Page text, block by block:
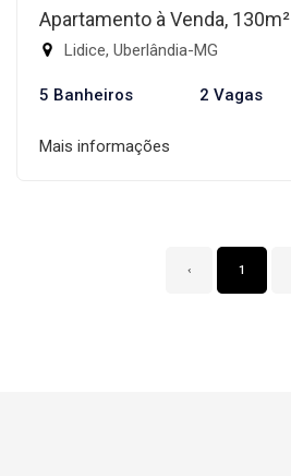
Apartamento à Venda, 130m²
Lidice, Uberlândia-MG
5 Banheiros 2 Vagas
Mais informações
‹ 1